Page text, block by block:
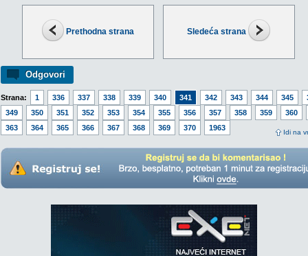
Prethodna strana Sledeća strana
Odgovori
Strana: 1 336 337 338 339 340 341 342 343 344 345
349
350 351 352 353 354 355 356 357 358 359
360
363
364 365 366 367 368 369 370 1963
Idi na